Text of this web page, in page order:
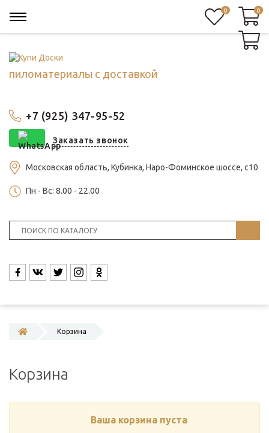
пиломатериалы с доставкой
+7 (925) 347-95-52
Заказать звонок
Московская область, Кубинка, Наро-Фоминское шоссе, с10
Пн - Вс: 8.00 - 22.00
0 0
0
Корзина
Корзина
Ваша корзина пуста